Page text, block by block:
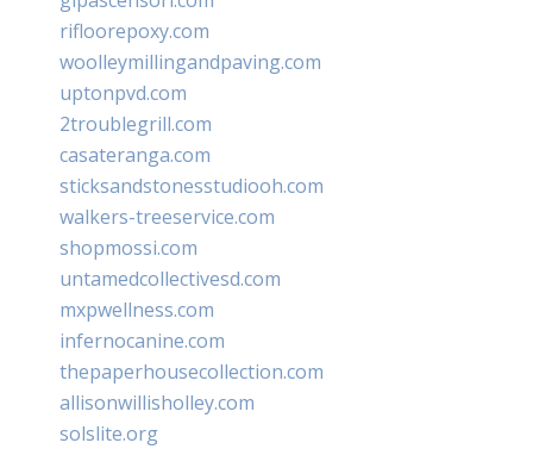
rifloorepoxy.com
woolleymillingandpaving.com
uptonpvd.com
2troublegrill.com
casateranga.com
sticksandstonesstudiooh.com
walkers-treeservice.com
shopmossi.com
untamedcollectivesd.com
mxpwellness.com
infernocanine.com
thepaperhousecollection.com
allisonwillisholley.com
solslite.org